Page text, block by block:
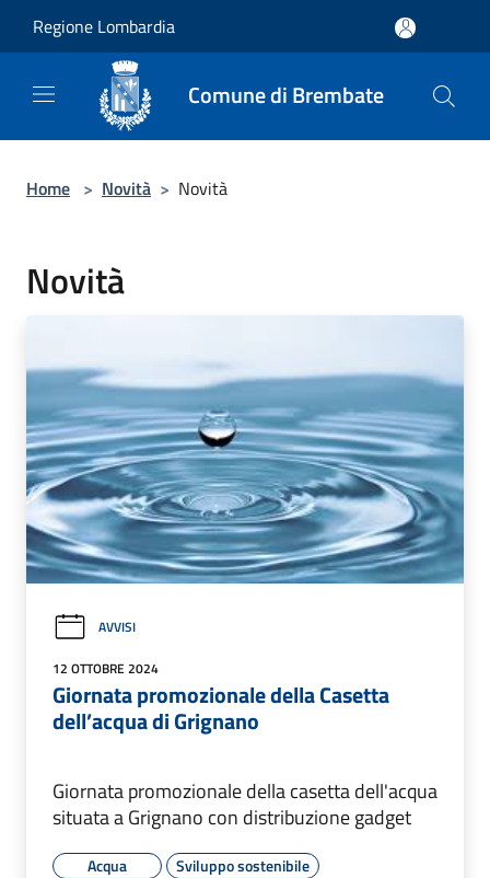
Regione Lombardia
Comune di Brembate
Home > Novità > Novità
Novità
AVVISI
12 OTTOBRE 2024
Giornata promozionale della Casetta
dell’acqua di Grignano
Giornata promozionale della casetta dell'acqua
situata a Grignano con distribuzione gadget
Acqua Sviluppo sostenibile